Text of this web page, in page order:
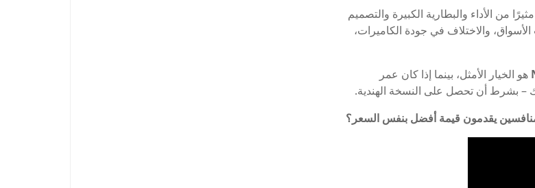
من الأداء والبطارية الكبيرة والتصميم
والاختلاف في جودة الكاميرات،
هو الخيار الأمثل، بينما إذا كان عمر
– بشرط أن تحصل على النسخة الهندية.
يقدمون قيمة أفضل بنفس السعر؟